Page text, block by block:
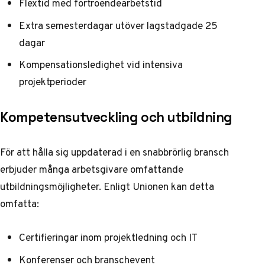
Flextid med förtroendearbetstid
Extra semesterdagar utöver lagstadgade 25
dagar
Kompensationsledighet vid intensiva
projektperioder
Kompetensutveckling och utbildning
För att hålla sig uppdaterad i en snabbrörlig bransch
erbjuder många arbetsgivare omfattande
utbildningsmöjligheter. Enligt Unionen kan detta
omfatta:
Certifieringar inom projektledning och IT
Konferenser och branschevent